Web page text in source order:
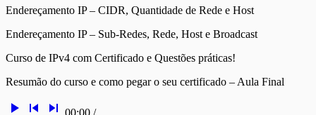
Endereçamento IP – CIDR, Quantidade de Rede e Host
Endereçamento IP – Sub-Redes, Rede, Host e Broadcast
Curso de IPv4 com Certificado e Questões práticas!
Resumão do curso e como pegar o seu certificado – Aula Final
play_arrow skip_previous skip_next